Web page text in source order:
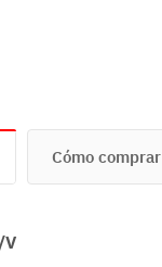
Cómo comprar
V